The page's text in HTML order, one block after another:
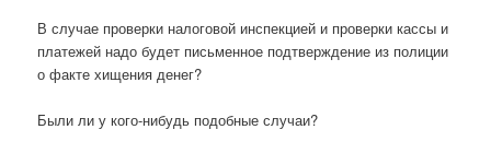
В случае проверки налоговой инспекцией и проверки кассы и
платежей надо будет письменное подтверждение из полиции
о факте хищения денег?
Были ли у кого-нибудь подобные случаи?